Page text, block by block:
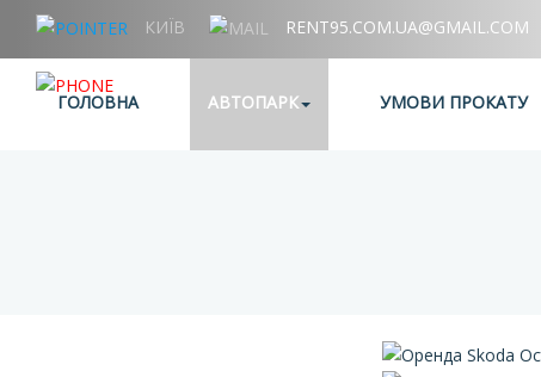
КИЇВ RENT95.COM.UA@GMAIL.COM
ГОЛОВНА
АВТОПАРК УМОВИ ПРОКАТУ